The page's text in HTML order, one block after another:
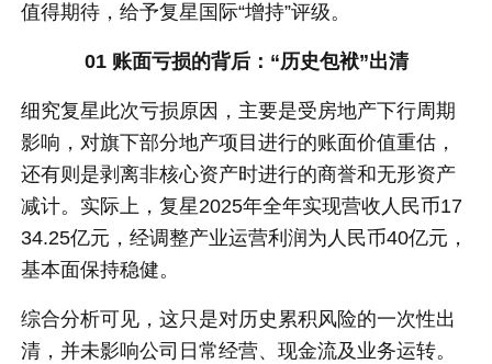
值得期待，给予复星国际“增持”评级。
01 账面亏损的背后： “历史包袱”出清
细究复星此次亏损原因，主要是受房地产下行周期
影响，对旗下部分地产项目进行的账面价值重估，
还有则是剥离非核心资产时进行的商誉和无形资产
减计。实际上，复星2025年全年实现营收人民币17
34.25亿元，经调整产业运营利润为人民币40亿元，
基本面保持稳健。
综合分析可见，这只是对历史累积风险的一次性出
清，并未影响公司日常经营、现金流及业务运转。